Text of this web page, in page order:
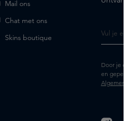
Mail ons
Chat met ons
Skins boutique
Door je e-
en
Algemene